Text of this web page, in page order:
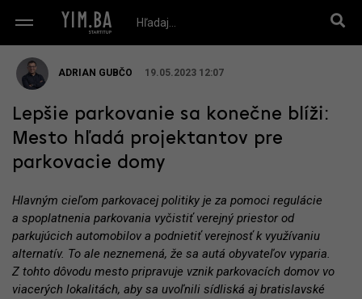
ADRIAN GUBČO 19.05.2023 12:07
Lepšie parkovanie sa konečne blíži:
Mesto hľadá projektantov pre
parkovacie domy
Hlavným cieľom parkovacej politiky je za pomoci regulácie
a spoplatnenia parkovania vyčistiť verejný priestor od
parkujúcich automobilov a podnietiť verejnosť k využívaniu
alternatív. To ale neznemená, že sa autá obyvateľov vyparia.
Z tohto dôvodu mesto pripravuje vznik parkovacích domov vo
viacerých lokalitách, aby sa uvoľnili sídliská aj bratislavské